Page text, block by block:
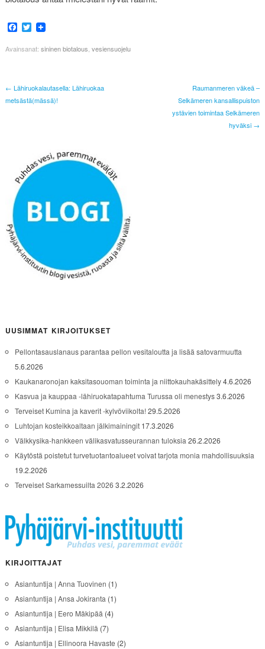
Facebook
Twitter
Avainsanat: sininen biotalous, vesiensuojelu
← Lähiruokalautasella: Lähiruokaa
metsästä(mässä)!
Raumanmeren väkeä –
Selkämeren kansallispuiston
ystävien toimintaa Selkämeren
hyväksi →
UUSIMMAT KIRJOITUKSET
Pellontasauslanaus parantaa pellon vesitaloutta ja lisää satovarmuutta
5.6.2026
Kaukanaronojan kaksitasouoman toiminta ja niittokauhakäsittely4.6.2026
Kasvua ja kauppaa -lähiruokatapahtuma Turussa oli menestys3.6.2026
Terveiset Kumina ja kaverit -kylvöviikolta!29.5.2026
Luhtojan kosteikkoaltaan jälkimainingit 17.3.2026
Välkkysika-hankkeen välikasvatusseurannan tuloksia 26.2.2026
Käytöstä poistetut turvetuotantoalueet voivat tarjota monia mahdollisuuksia
19.2.2026
Terveiset Sarkamessuilta 2026 3.2.2026
KIRJOITTAJAT
Asiantuntija | Anna Tuovinen (1)
Asiantuntija | Ansa Jokiranta (1)
Asiantuntija | Eero Mäkipää (4)
Asiantuntija | Elisa Mikkilä (7)
Asiantuntija | Ellinoora Havaste (2)